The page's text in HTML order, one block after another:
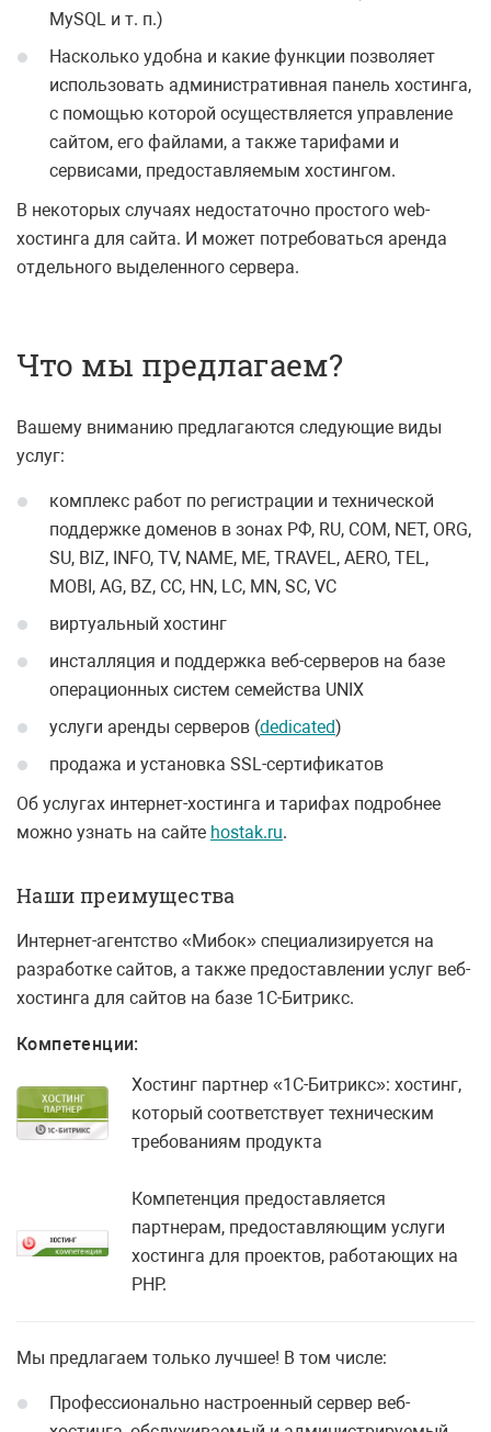
MySQL и т. п.)
Насколько удобна и какие функции позволяет
использовать административная панель хостинга,
с помощью которой осуществляется управление
сайтом, его файлами, а также тарифами и
сервисами, предоставляемым хостингом.
В некоторых случаях недостаточно простого web-
хостинга для сайта. И может потребоваться аренда
отдельного выделенного сервера.
Что мы предлагаем?
Вашему вниманию предлагаются следующие виды
услуг:
комплекс работ по регистрации и технической
поддержке доменов в зонах РФ, RU, COM, NET, ORG,
SU, BIZ, INFO, TV, NAME, ME, TRAVEL, AERO, TEL,
MOBI, AG, BZ, CC, HN, LC, MN, SC, VC
виртуальный хостинг
инсталляция и поддержка веб-серверов на базе
операционных систем семейства UNIX
услуги аренды серверов (dedicated)
продажа и установка SSL-сертификатов
Об услугах интернет-хостинга и тарифах подробнее
можно узнать на сайте hostak.ru.
Наши преимущества
Интернет-агентство «Мибок» специализируется на
разработке сайтов, а также предоставлении услуг веб-
хостинга для сайтов на базе 1С-Битрикс.
Компетенции:
Хостинг партнер «1С-Битрикс»: хостинг,
который соответствует техническим
требованиям продукта
Компетенция предоставляется
партнерам, предоставляющим услуги
хостинга для проектов, работающих на
PHP.
Мы предлагаем только лучшее! В том числе:
Профессионально настроенный сервер веб-